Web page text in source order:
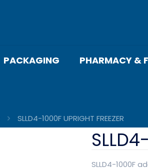
PACKAGING PHARMACY &
SLLD4-1000F UPRIGHT FREEZER
SLLD4-1000F